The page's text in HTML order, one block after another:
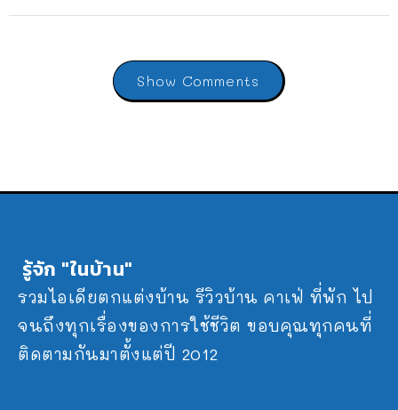
Show Comments
รู้จัก "ในบ้าน"
รวมไอเดียตกแต่งบ้าน รีวิวบ้าน คาเฟ่ ที่พัก ไป
จนถึงทุกเรื่องของการใช้ชีวิต ขอบคุณทุกคนที่
ติดตามกันมาตั้งแต่ปี 2012